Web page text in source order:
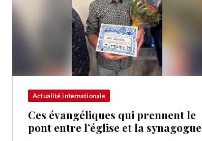
Actualité internationale
Ces évangéliques qui prennent le
pont entre l’église et la synagogue